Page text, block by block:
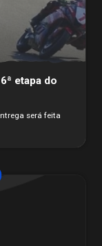
etapa do
será feita